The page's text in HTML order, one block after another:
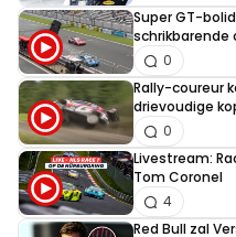
Super GT-
schrikbarende
0
Rally-coureur
drievoudige
0
Livestream:
Tom Coronel
4
Red Bull zal